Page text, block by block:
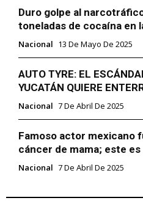
Duro golpe al
toneladas de cocaína en
Nacional 13 De Mayo De 2025
AUTO TYRE: EL
YUCATÁN QUIERE
Nacional 7 De Abril De 2025
Famoso actor mexicano
cáncer de mama; este
Nacional 7 De Abril De 2025